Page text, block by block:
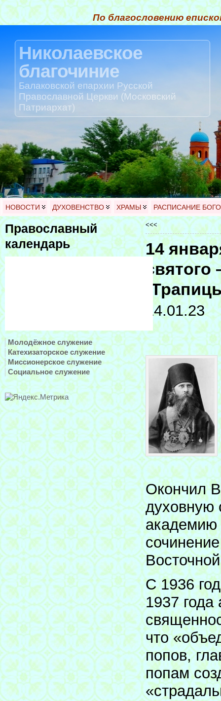
По благословению
Николаевское
благочиние
Балаковской епархии Русской
Православной Церкви (Московский
Патриархат)
НОВОСТИ ДУХОВЕНСТВО ХРАМЫ РАСПИСАНИЕ
Православный
календарь
Молодёжное служение
Катехизаторское служение
Миссионерское служение
Социальное служение
<<<
14
14.01.23
Окончил
духовную
академию
С 1936
1937 года
что
попов,
попам